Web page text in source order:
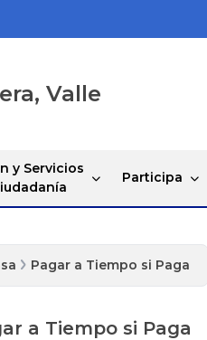
Valle
y Servicios
Participa
Pagar a Tiempo si Paga
a Tiempo si Paga